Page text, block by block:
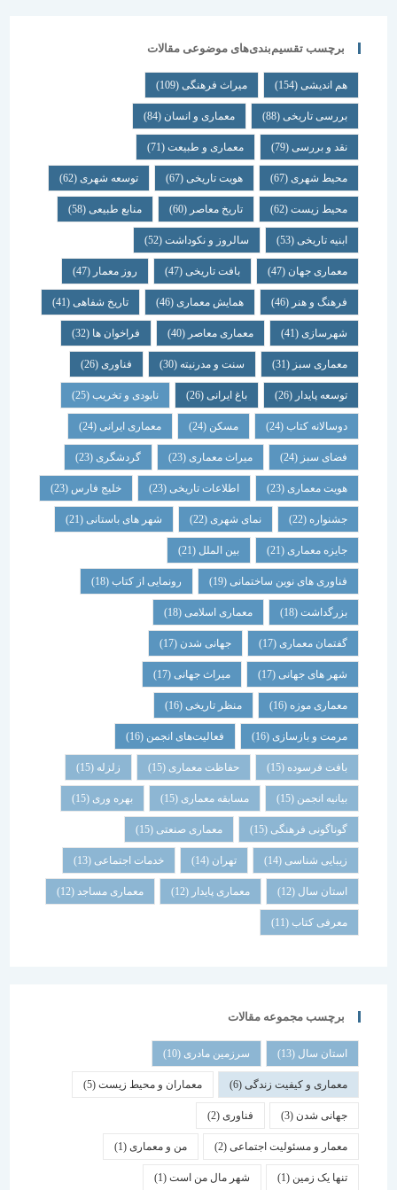
برچسب تقسیم‌بندی‌های موضوعی مقالات
هم اندیشی (154) میراث فرهنگی (109)
بررسی تاریخی (88) معماری و انسان (84)
نقد و بررسی (79) معماری و طبیعت (71)
محیط شهری(67) هویت تاریخی(67) توسعه شهری(62)
محیط زیست(62) تاریخ معاصر(60) منابع طبیعی(58)
ابنیه تاریخی(53) سالروز و نکوداشت(52)
معماری جهان (47) بافت تاریخی(47) روز معمار(47)
فرهنگ و هنر(46) همایش معماری (46) تاریخ شفاهی (41)
شهرسازی(41) معماری معاصر(40) فراخوان ها (32)
معماری سبز(31) سنت و مدرنیته(30) فناوری (26)
توسعه پایدار(26) باغ ایرانی(26) نابودی و تخریب(25)
دوسالانه کتاب(24) مسکن (24) معماری ایرانی(24)
فضای سبز(24) میراث معماری (23) گردشگری (23)
هویت معماری (23) اطلاعات تاریخی(23) خلیج فارس(23)
جشنواره(22) نمای شهری(22) شهر های باستانی (21)
جایزه معماری (21) بین الملل(21)
فناوری های نوین ساختمانی(19) رونمایی از کتاب (18)
بزرگداشت (18) معماری اسلامی(18)
گفتمان معماری (17) جهانی شدن(17)
شهر های جهانی(17) میراث جهانی(17)
معماری موزه(16) منظر تاریخی (16)
مرمت و بازسازی(16) فعالیت‌های انجمن(16)
بافت فرسوده (15) حفاظت معماری (15) زلزله
بیانیه انجمن(15) مسابقه معماری (15) بهره وری(15)
گوناگونی فرهنگی (15) معماری صنعتی(15)
زیبایی شناسی (14) تهران خدمات اجتماعی (13)
استان سال(12) معماری پایدار (12) معماری مساجد(12)
معرفی کتاب(11)
برچسب مجموعه مقالات
استان سال(13) سرزمین مادری(10)
معماری و کیفیت زندگی(6) معماران و محیط زیست(5)
جهانی شدن(3) فناوری (2)
معمار و مسئولیت اجتماعی (2) من و معماری (1)
تنها یک زمین(1) شهر مال من است(1)